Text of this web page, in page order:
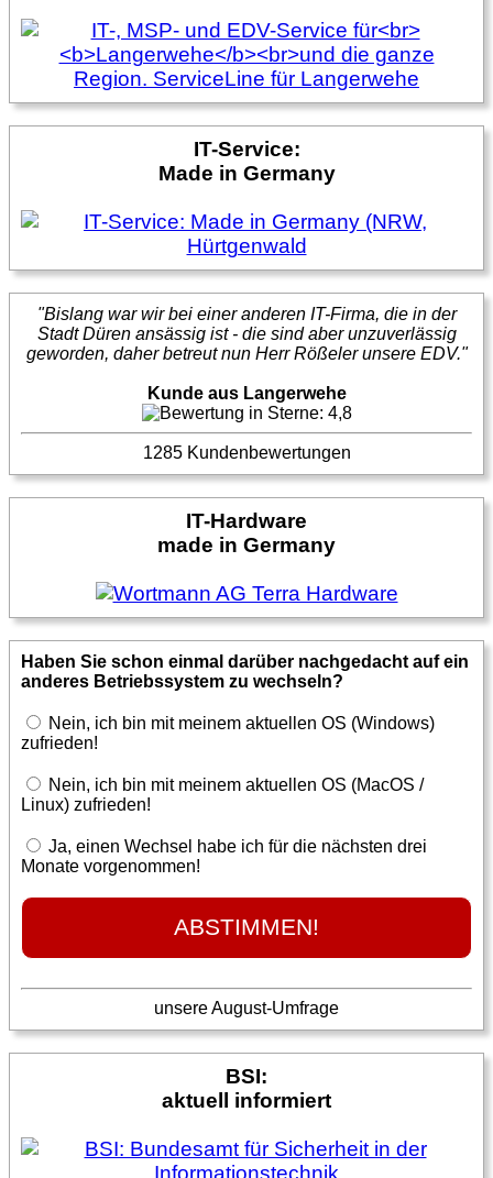
IT-Service:
Made in Germany
"Bislang war wir bei einer anderen IT-Firma, die in der
Stadt Düren ansässig ist - die sind aber unzuverlässig
geworden, daher betreut nun Herr Rößeler unsere EDV."
Kunde aus Langerwehe
1285 Kundenbewertungen
IT-Hardware
made in Germany
Haben Sie schon einmal darüber nachgedacht auf ein
anderes Betriebssystem zu wechseln?
Nein, ich bin mit meinem aktuellen OS (Windows)
zufrieden!
Nein, ich bin mit meinem aktuellen OS (MacOS /
Linux) zufrieden!
Ja, einen Wechsel habe ich für die nächsten drei
Monate vorgenommen!
unsere August-Umfrage
BSI:
aktuell informiert